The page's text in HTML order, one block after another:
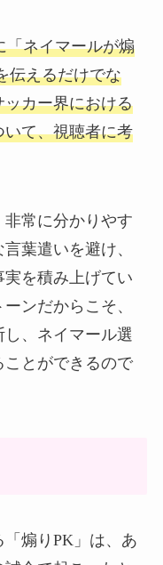
「ネイマールが煽
伝えるだけでな
カー界における
て、視聴者に考
非常に分かりやす
葉遣いを避け、
を積み上げてい
ンだからこそ、
、ネイマール選
とができるので
煽りPK」は、あ